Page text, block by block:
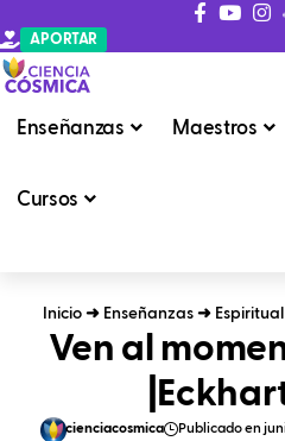
APORTAR
Enseñanzas Maestros
Cursos
Inicio➜ Enseñanzas➜ Espiritual
Ven al
cienciacosmica Publicado en